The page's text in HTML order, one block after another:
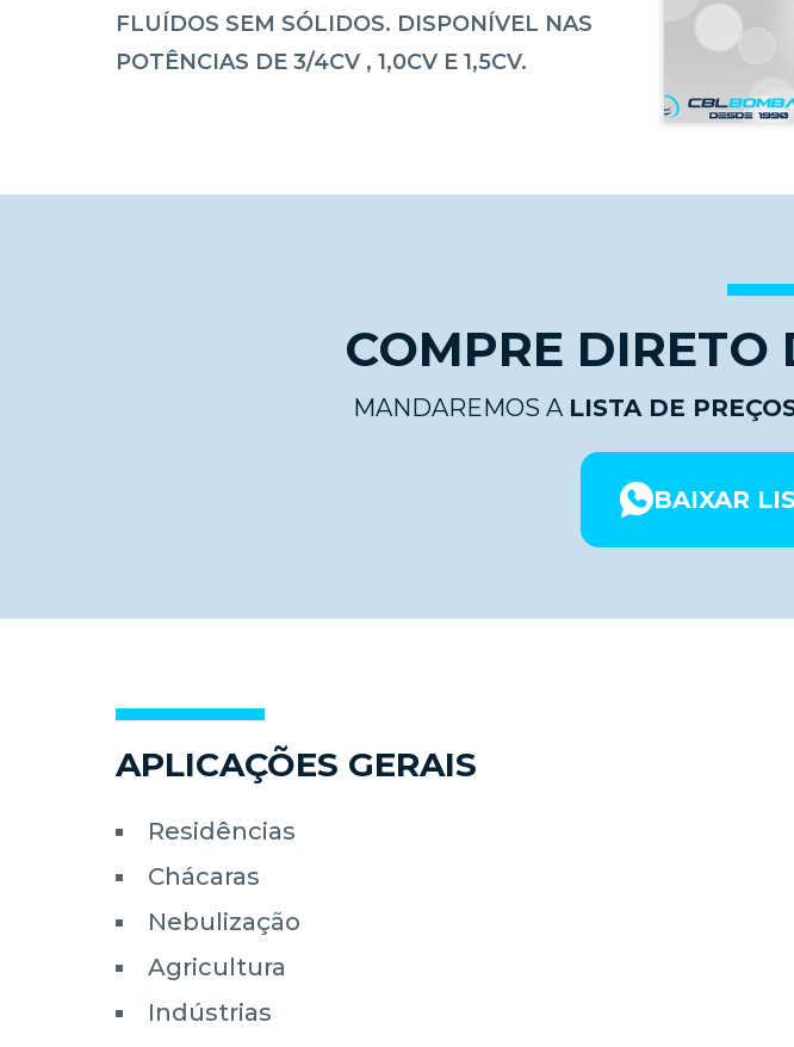
FLUÍDOS SEM SÓLIDOS. DISPONÍVEL NAS
POTÊNCIAS DE 3/4CV , 1,0CV E 1,5CV.
COMPRE
MANDAREMOS A LISTA DE
BAIXAR
APLICAÇÕES GERAIS
Residências
Chácaras
Nebulização
Agricultura
Indústrias